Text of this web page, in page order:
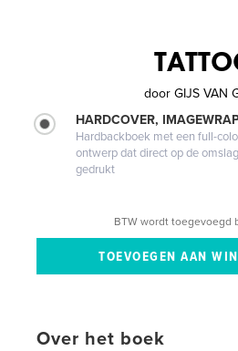
door GIJS VAN
HARDCOVER,
Hardbackboek met een full-
ontwerp dat direct op de
gedrukt
BTW wordt toegevoegd
Over het boek